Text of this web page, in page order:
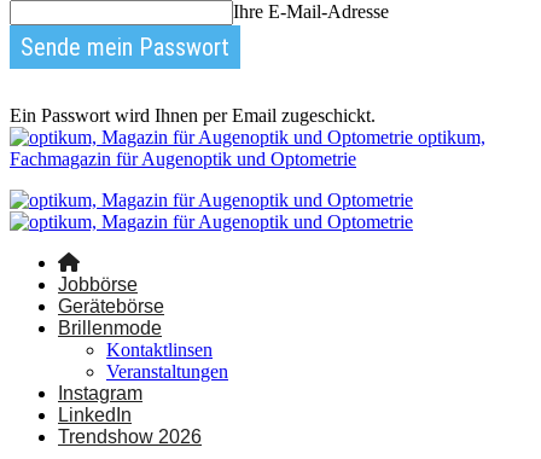
Ihre E-Mail-Adresse
Ein Passwort wird Ihnen per Email zugeschickt.
optikum,
Fachmagazin für Augenoptik und Optometrie
Jobbörse
Gerätebörse
Brillenmode
Kontaktlinsen
Veranstaltungen
Instagram
LinkedIn
Trendshow 2026